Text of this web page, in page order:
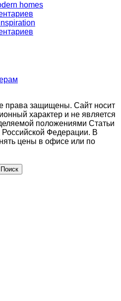
homes
права защищены. Сайт носит
характер и не является
положениями Статьи
Российской Федерации. В
цены в офисе или по
Поиск